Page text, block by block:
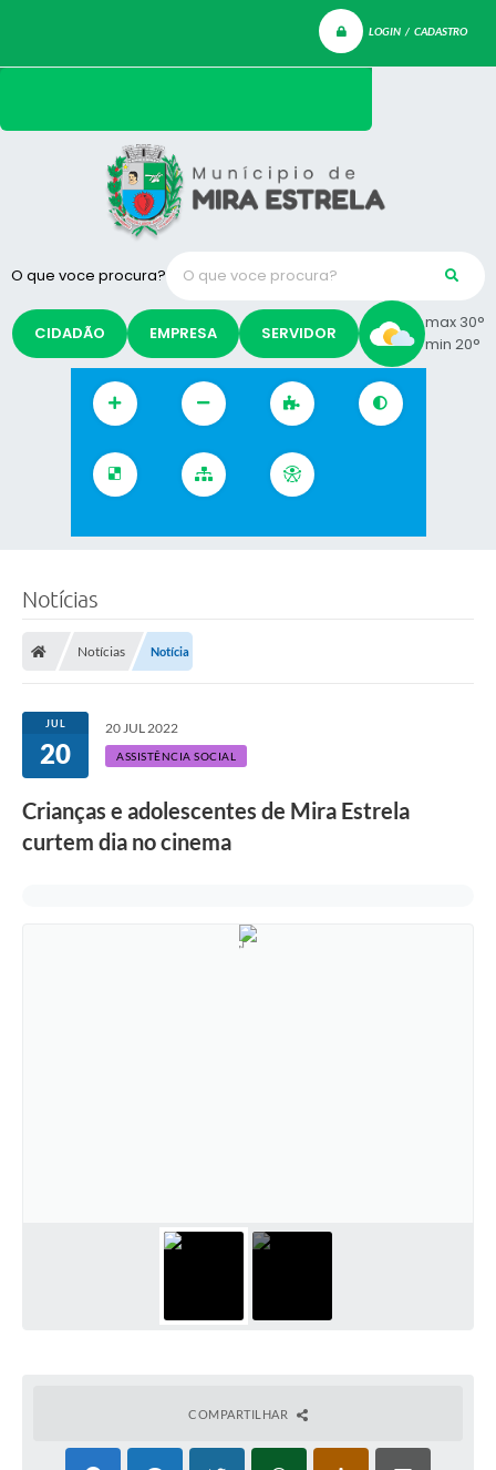
LOGIN / CADASTRO
O que voce procura?
CIDADÃO EMPRESA SERVIDOR
max 30°
min 20°
Notícias
Notícias Notícia
JUL
20
20 JUL 2022
ASSISTÊNCIA SOCIAL
Crianças e adolescentes de Mira Estrela
curtem dia no cinema
COMPARTILHAR